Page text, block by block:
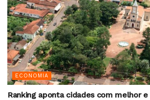
ECONOMIA
Ranking aponta cidades com melhor